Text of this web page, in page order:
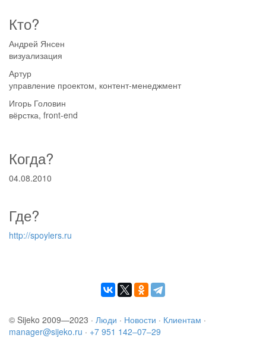
Кто?
Андрей Янсен
визуализация
Артур
управление проектом, контент-менеджмент
Игорь Головин
вёрстка, front-end
Когда?
04.08.2010
Где?
http://spoylers.ru
© Sijeko 2009—2023 · Люди · Новости · Клиентам ·
manager@sijeko.ru · +7 951 142‒07‒29